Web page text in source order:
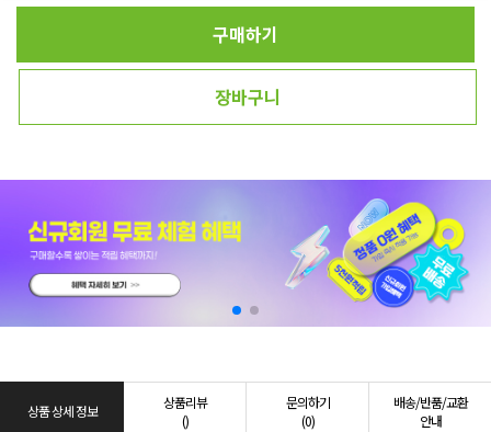
구매하기
장바구니
상품 상세 정보
상품리뷰
()
문의하기
(0)
배송/반품/교환
안내